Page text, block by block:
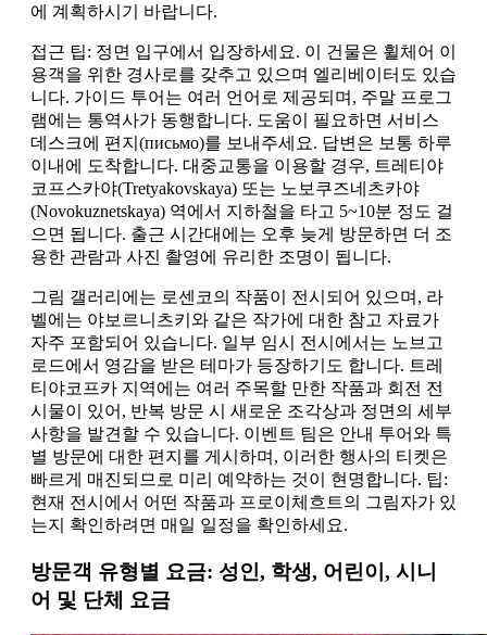
에 계획하시기 바랍니다.
접근 팁: 정면 입구에서 입장하세요. 이 건물은 휠체어 이
용객을 위한 경사로를 갖추고 있으며 엘리베이터도 있습
니다. 가이드 투어는 여러 언어로 제공되며, 주말 프로그
램에는 통역사가 동행합니다. 도움이 필요하면 서비스
데스크에 편지(письмо)를 보내주세요. 답변은 보통 하루
이내에 도착합니다. 대중교통을 이용할 경우, 트레티야
코프스카야(Tretyakovskaya) 또는 노보쿠즈네츠카야
(Novokuznetskaya) 역에서 지하철을 타고 5~10분 정도 걸
으면 됩니다. 출근 시간대에는 오후 늦게 방문하면 더 조
용한 관람과 사진 촬영에 유리한 조명이 됩니다.
그림 갤러리에는 로센코의 작품이 전시되어 있으며, 라
벨에는 야보르니츠키와 같은 작가에 대한 참고 자료가
자주 포함되어 있습니다. 일부 임시 전시에서는 노브고
로드에서 영감을 받은 테마가 등장하기도 합니다. 트레
티야코프카 지역에는 여러 주목할 만한 작품과 회전 전
시물이 있어, 반복 방문 시 새로운 조각상과 정면의 세부
사항을 발견할 수 있습니다. 이벤트 팀은 안내 투어와 특
별 방문에 대한 편지를 게시하며, 이러한 행사의 티켓은
빠르게 매진되므로 미리 예약하는 것이 현명합니다. 팁:
현재 전시에서 어떤 작품과 프로이체흐트의 그림자가 있
는지 확인하려면 매일 일정을 확인하세요.
방문객 유형별 요금: 성인, 학생, 어린이, 시니
어 및 단체 요금